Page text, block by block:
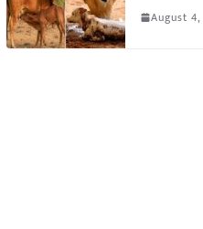
August